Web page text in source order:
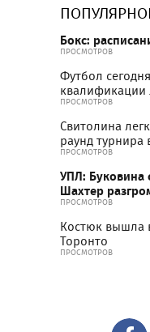
Бокс:
ПРОСМОТРОВ
Футбол
квалификации
ПРОСМОТРОВ
Свитолина
раунд турнира
ПРОСМОТРОВ
УПЛ: Буковина
Шахтер
ПРОСМОТРОВ
Костюк вышла
Торонто
ПРОСМОТРОВ